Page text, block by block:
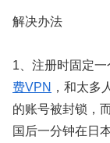
解决办法
1、注册时固定
费VPN ，和太多
的账号被封锁，
国后一分钟在日